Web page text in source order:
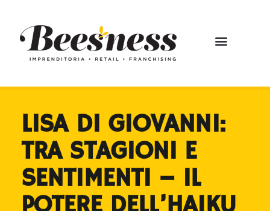
LISA DI GIOVANNI:
TRA STAGIONI E
SENTIMENTI – IL